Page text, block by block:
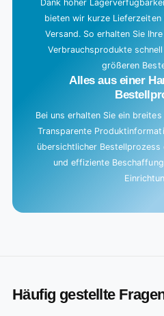
Dank hoher
bieten wir kurze Lieferzeiten
Versand. So erhalten Sie
Verbrauchsprodukte
größeren
Alles aus einer
Bei uns erhalten Sie ein
Transparente
übersichtlicher Bestellprozess
und effiziente
Häufig gestellte